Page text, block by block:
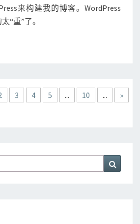
构
建
站
来构建我的博客。WordPress
“重”了。
3 4 5 ... 10 ...
»